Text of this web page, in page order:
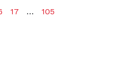
17 …
105